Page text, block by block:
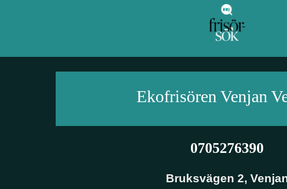
Ekofrisören Venjan
0705276390
Bruksvägen 2,